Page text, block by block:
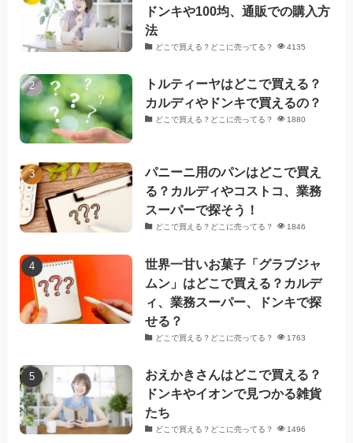
ドンキや100均、通販での購入方
法
どこで買える？どこに売ってる？ 4135
トルティーヤはどこで買える？
カルディやドンキで買えるの？
どこで買える？どこに売ってる？ 1880
パニーニ用のパンはどこで買え
る？カルディやコストコ、業務
スーパーで探そう！
どこで買える？どこに売ってる？ 1846
世界一甘いお菓子「グラブジャ
ムン」はどこで買える？カルデ
ィ、業務スーパー、ドンキで探
せる？
どこで買える？どこに売ってる？ 1763
おえかきさんはどこで買える？
ドンキやイオンで見つかる雑貨
たち
どこで買える？どこに売ってる？ 1496